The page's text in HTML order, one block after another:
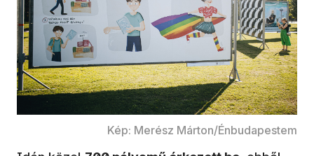
Kép: Merész Márton/Énbudapestem